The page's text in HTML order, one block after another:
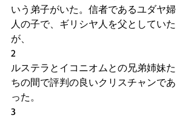
いう弟子がいた。信者であるユダヤ婦
人の子で、ギリシヤ人を父としていた
が、
2
ルステラとイコニオムとの兄弟姉妹た
ちの間で評判の良いクリスチャンであ
った。
3